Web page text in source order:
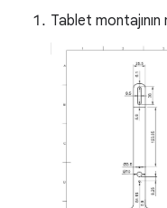
Tablet